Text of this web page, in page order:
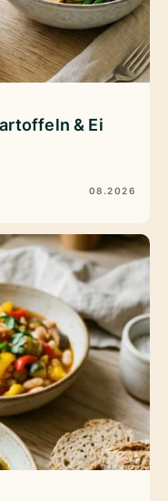
& Ei
08.2026